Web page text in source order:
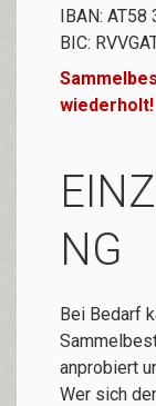
IBAN:
BIC:
wiederholt!
NG
Bei Bedarf
anprobiert
Wer sich